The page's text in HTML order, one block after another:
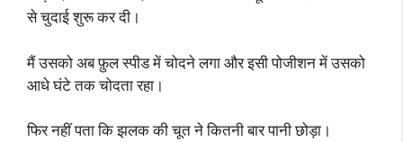
से चुदाई शुरू कर दी।
मैं उसको अब फ़ुल स्पीड में चोदने लगा और इसी पोजीशन में उसको
आधे घंटे तक चोदता रहा।
फिर नहीं पता कि झलक की चूत ने कितनी बार पानी छोड़ा।